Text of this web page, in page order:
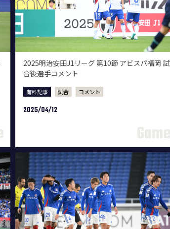
2025明治安田J1リーグ 第10節 アビスパ福岡 試
合後選手コメント
有料記事 試合 コメント
2025/04/12